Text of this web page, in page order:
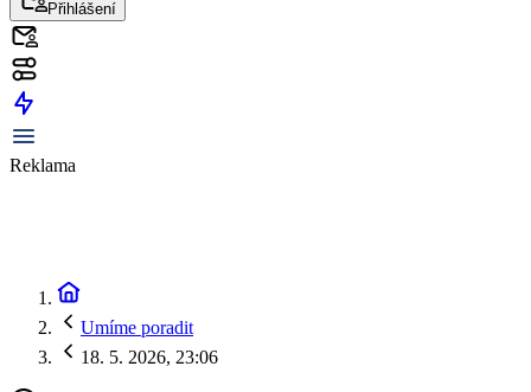
Přihlášení
Reklama
Umíme poradit
18. 5. 2026, 23:06